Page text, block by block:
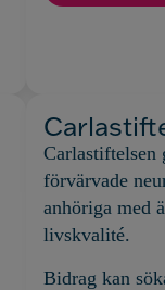
Carlastiftelsen
förvärvade
anhöriga med
livskvalité.
Bidrag kan